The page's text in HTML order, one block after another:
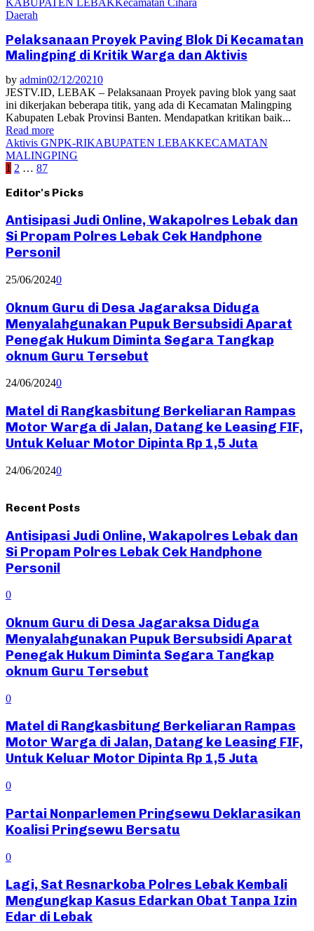
Daerah
Pelaksanaan Proyek Paving Blok Di Kecamatan
Malingping di Kritik Warga dan Aktivis
by admin02/12/20210
JESTV.ID, LEBAK – Pelaksanaan Proyek paving blok yang saat
ini dikerjakan beberapa titik, yang ada di Kecamatan Malingping
Kabupaten Lebak Provinsi Banten. Mendapatkan kritikan baik...
Read more
Aktivis GNPK-RIKABUPATEN LEBAKKECAMATAN
MALINGPING
Posts
pagination
1 2 … 87
Editor's Picks
Antisipasi Judi Online, Wakapolres Lebak dan
Si Propam Polres Lebak Cek Handphone
Personil
25/06/20240
Oknum Guru di Desa Jagaraksa Diduga
Menyalahgunakan Pupuk Bersubsidi Aparat
Penegak Hukum Diminta Segara Tangkap
oknum Guru Tersebut
24/06/20240
Matel di Rangkasbitung Berkeliaran Rampas
Motor Warga di Jalan, Datang ke Leasing FIF,
Untuk Keluar Motor Dipinta Rp 1,5 Juta
24/06/20240
Recent Posts
Antisipasi Judi Online, Wakapolres Lebak dan
Si Propam Polres Lebak Cek Handphone
Personil
0
Oknum Guru di Desa Jagaraksa Diduga
Menyalahgunakan Pupuk Bersubsidi Aparat
Penegak Hukum Diminta Segara Tangkap
oknum Guru Tersebut
0
Matel di Rangkasbitung Berkeliaran Rampas
Motor Warga di Jalan, Datang ke Leasing FIF,
Untuk Keluar Motor Dipinta Rp 1,5 Juta
0
Partai Nonparlemen Pringsewu Deklarasikan
Koalisi Pringsewu Bersatu
0
Lagi, Sat Resnarkoba Polres Lebak Kembali
Mengungkap Kasus Edarkan Obat Tanpa Izin
Edar di Lebak